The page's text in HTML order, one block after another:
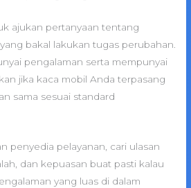
ajukan pertanyaan tentang
bakal lakukan tugas perubahan.
pengalaman serta mempunyai
jika kaca mobil Anda terpasang
sama sesuai standard
penyedia pelayanan, cari ulasan
dan kepuasan buat pasti kalau
yang luas di dalam